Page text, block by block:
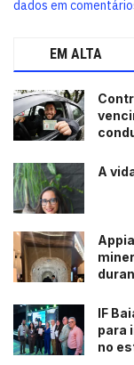
dados em
EM ALTA
A
IF
para
no